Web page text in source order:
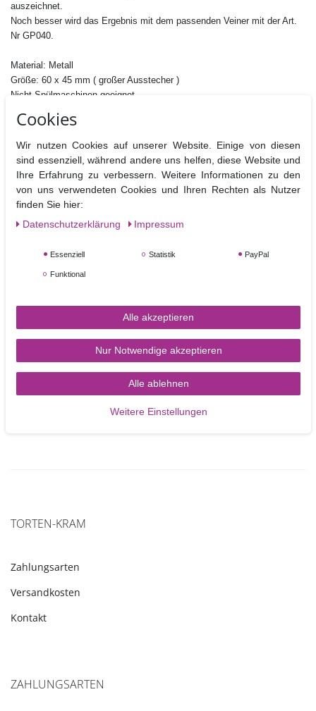
auszeichnet.
Noch besser wird das Ergebnis mit dem passenden Veiner mit der Art.
Nr GP040.
Material: Metall
Größe: 60 x 45 mm ( großer Ausstecher )
Nicht Spülmaschinen geeignet
Ähnliche Artikel
Blumendraht 24 g grün - 50 Drähte pro Packung
In den Warenkorb
TORTEN-KRAM
Zahlungsarten
Versandkosten
Kontakt
ZAHLUNGSARTEN
Cookies
Wir nutzen Cookies auf unserer Website. Einige von diesen
sind essenziell, während andere uns helfen, diese Website und
Ihre Erfahrung zu verbessern. Weitere Informationen zu den
von uns verwendeten Cookies und Ihren Rechten als Nutzer
finden Sie hier:
Daten­schutz­erklärung
Impressum
Essenziell Statistik PayPal
Funktional
Alle akzeptieren
Nur Notwendige akzeptieren
Alle ablehnen
Weitere Einstellungen